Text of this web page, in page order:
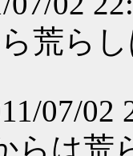
荒ら
07/
らは荒